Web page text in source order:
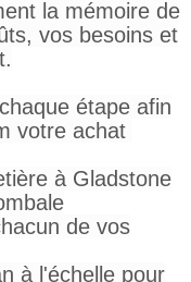
la mémoire de
vos besoins et
étape afin
votre achat
à Gladstone
de vos
à l'échelle pour